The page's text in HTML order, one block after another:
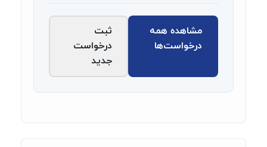
مشاهده همه
درخواست‌ها
ثبت
درخواست
جدید